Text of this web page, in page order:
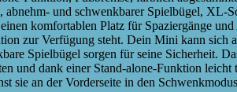
und schwenkbarer Spielbügel,
komfortablen Platz für Spaziergänge
zur Verfügung steht. Dein Mini kann
Spielbügel sorgen für seine Sicherheit.
dank einer Stand-alone-Funktion leicht
an der Vorderseite in den